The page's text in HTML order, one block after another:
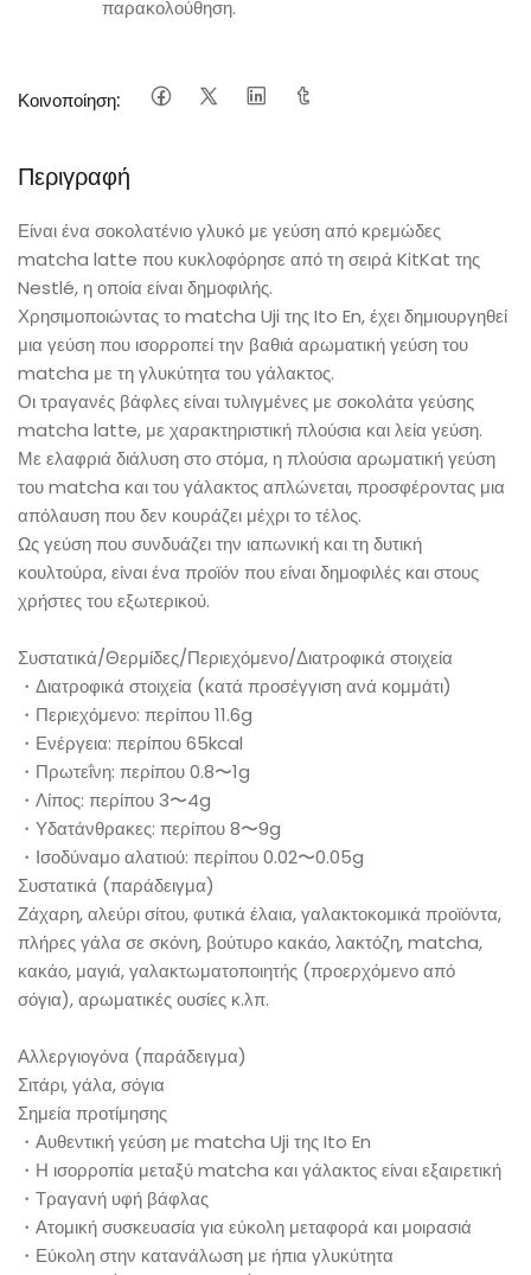
παρακολούθηση.
Κοινοποίηση:
Περιγραφή
Είναι ένα σοκολατένιο γλυκό με γεύση από κρεμώδες
matcha latte που κυκλοφόρησε από τη σειρά KitKat της
Nestlé, η οποία είναι δημοφιλής.
Χρησιμοποιώντας το matcha Uji της Ito En, έχει δημιουργηθεί
μια γεύση που ισορροπεί την βαθιά αρωματική γεύση του
matcha με τη γλυκύτητα του γάλακτος.
Οι τραγανές βάφλες είναι τυλιγμένες με σοκολάτα γεύσης
matcha latte, με χαρακτηριστική πλούσια και λεία γεύση.
Με ελαφριά διάλυση στο στόμα, η πλούσια αρωματική γεύση
του matcha και του γάλακτος απλώνεται, προσφέροντας μια
απόλαυση που δεν κουράζει μέχρι το τέλος.
Ως γεύση που συνδυάζει την ιαπωνική και τη δυτική
κουλτούρα, είναι ένα προϊόν που είναι δημοφιλές και στους
χρήστες του εξωτερικού.
Συστατικά/Θερμίδες/Περιεχόμενο/Διατροφικά στοιχεία
・Διατροφικά στοιχεία (κατά προσέγγιση ανά κομμάτι)
・Περιεχόμενο: περίπου 11.6g
・Ενέργεια: περίπου 65kcal
・Πρωτεΐνη: περίπου 0.8〜1g
・Λίπος: περίπου 3〜4g
・Υδατάνθρακες: περίπου 8〜9g
・Ισοδύναμο αλατιού: περίπου 0.02〜0.05g
Συστατικά (παράδειγμα)
Ζάχαρη, αλεύρι σίτου, φυτικά έλαια, γαλακτοκομικά προϊόντα,
πλήρες γάλα σε σκόνη, βούτυρο κακάο, λακτόζη, matcha,
κακάο, μαγιά, γαλακτωματοποιητής (προερχόμενο από
σόγια), αρωματικές ουσίες κ.λπ.
Αλλεργιογόνα (παράδειγμα)
Σιτάρι, γάλα, σόγια
Σημεία προτίμησης
・Αυθεντική γεύση με matcha Uji της Ito En
・Η ισορροπία μεταξύ matcha και γάλακτος είναι εξαιρετική
・Τραγανή υφή βάφλας
・Ατομική συσκευασία για εύκολη μεταφορά και μοιρασιά
・Εύκολη στην κατανάλωση με ήπια γλυκύτητα